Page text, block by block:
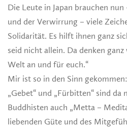
Die Leute in Japan brauchen
und der Verwirrung – viele
Solidarität. Es hilft ihnen ganz
seid nicht allein. Da denken
Welt an und für euch.“
Mir ist so in den Sinn
„Gebet“ und „Fürbitten“ sind
Buddhisten auch „Metta –
liebenden Güte und des